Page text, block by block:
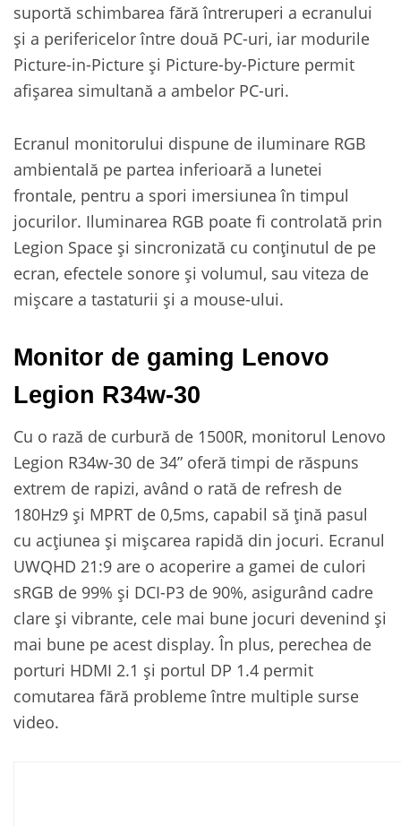
suportă schimbarea fără întreruperi a ecranului
și a perifericelor între două PC-uri, iar modurile
Picture-in-Picture și Picture-by-Picture permit
afișarea simultană a ambelor PC-uri.
Ecranul monitorului dispune de iluminare RGB
ambientală pe partea inferioară a lunetei
frontale, pentru a spori imersiunea în timpul
jocurilor. Iluminarea RGB poate fi controlată prin
Legion Space și sincronizată cu conținutul de pe
ecran, efectele sonore și volumul, sau viteza de
mișcare a tastaturii și a mouse-ului.
Monitor de gaming Lenovo
Legion R34w-30
Cu o rază de curbură de 1500R, monitorul Lenovo
Legion R34w-30 de 34” oferă timpi de răspuns
extrem de rapizi, având o rată de refresh de
180Hz9 și MPRT de 0,5ms, capabil să țină pasul
cu acțiunea și mișcarea rapidă din jocuri. Ecranul
UWQHD 21:9 are o acoperire a gamei de culori
sRGB de 99% și DCI-P3 de 90%, asigurând cadre
clare și vibrante, cele mai bune jocuri devenind și
mai bune pe acest display. În plus, perechea de
porturi HDMI 2.1 și portul DP 1.4 permit
comutarea fără probleme între multiple surse
video.